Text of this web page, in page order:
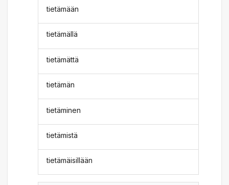
tietämään
tietämällä
tietämättä
tietämän
tietäminen
tietämistä
tietämäisillään